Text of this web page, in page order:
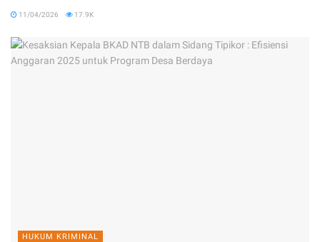
11/04/2026 17.9K
HUKUM KRIMINAL